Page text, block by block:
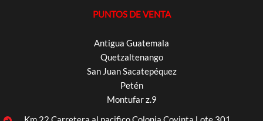
PUNTOS DE VENTA
Antigua Guatemala
Quetzaltenango
San Juan Sacatepéquez
Petén
Montufar z.9